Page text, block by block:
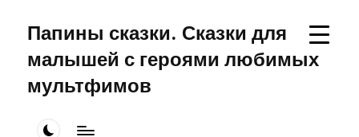
Перейти
содержимому
Папины сказки. Сказки для
малышей с героями любимых
мультфимов
для